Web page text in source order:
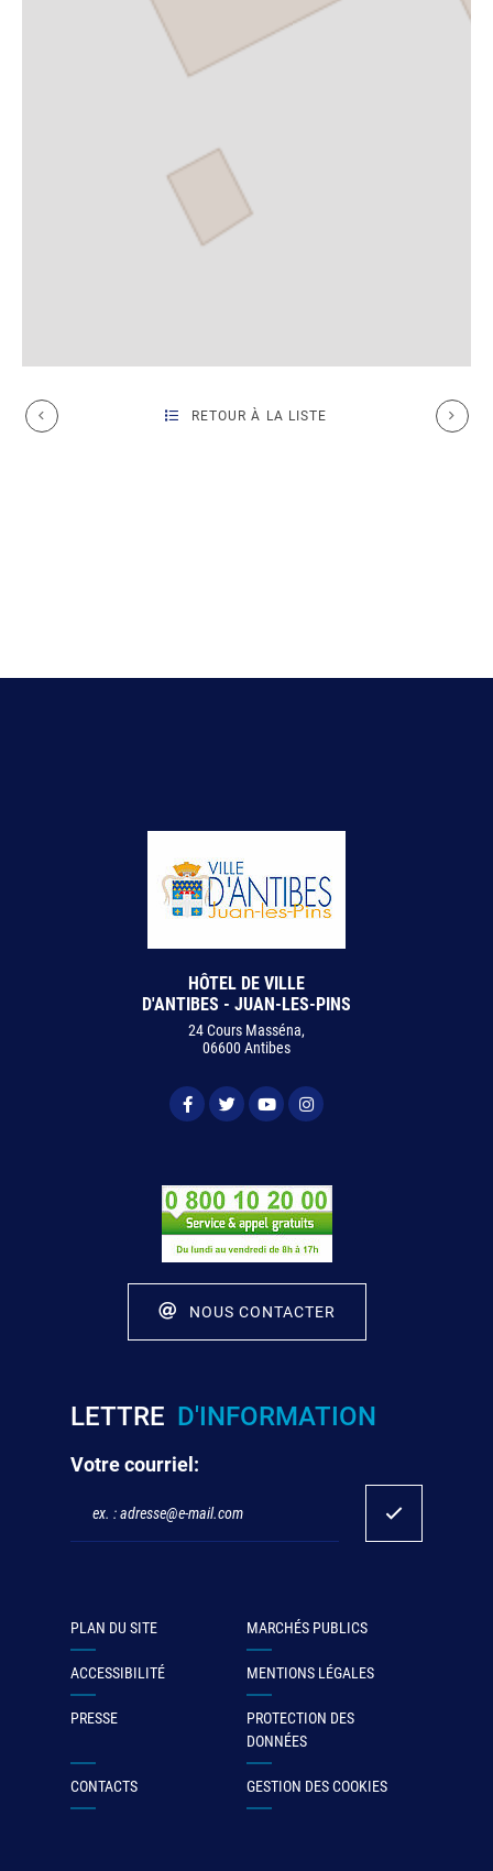
RETOUR À LA LISTE
HÔTEL DE VILLE
D'ANTIBES - JUAN-LES-PINS
24 Cours Masséna,
06600 Antibes
NOUS CONTACTER
LETTRE D'INFORMATION
Votre courriel:
PLAN DU SITE MARCHÉS PUBLICS
ACCESSIBILITÉ MENTIONS LÉGALES
PRESSE
PROTECTION DES
DONNÉES
CONTACTS GESTION DES COOKIES